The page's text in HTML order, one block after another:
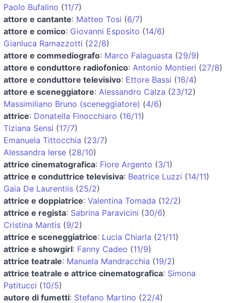
Paolo Bufalino (11/7)
attore e cantante: Matteo Tosi (6/7)
attore e comico: Giovanni Esposito (14/6)
Gianluca Ramazzotti (22/8)
attore e commediografo: Marco Falaguasta (29/9)
attore e conduttore radiofonico: Antonio Montieri (27/8)
attore e conduttore televisivo: Ettore Bassi (16/4)
attore e sceneggiatore: Alessandro Calza (23/12)
Massimiliano Bruno (sceneggiatore) (4/6)
attrice: Donatella Finocchiaro (16/11)
Tiziana Sensi (17/7)
Emanuela Tittocchia (23/7)
Alessandra Ierse (28/10)
attrice cinematografica: Fiore Argento (3/1)
attrice e conduttrice televisiva: Beatrice Luzzi (14/11)
Gaia De Laurentiis (25/2)
attrice e doppiatrice: Valentina Tomada (12/2)
attrice e regista: Sabrina Paravicini (30/6)
Cristina Mantis (9/2)
attrice e sceneggiatrice: Lucia Chiarla (21/11)
attrice e showgirl: Fanny Cadeo (11/9)
attrice teatrale: Manuela Mandracchia (19/2)
attrice teatrale e attrice cinematografica: Simona
Patitucci (10/5)
autore di fumetti: Stefano Martino (22/4)